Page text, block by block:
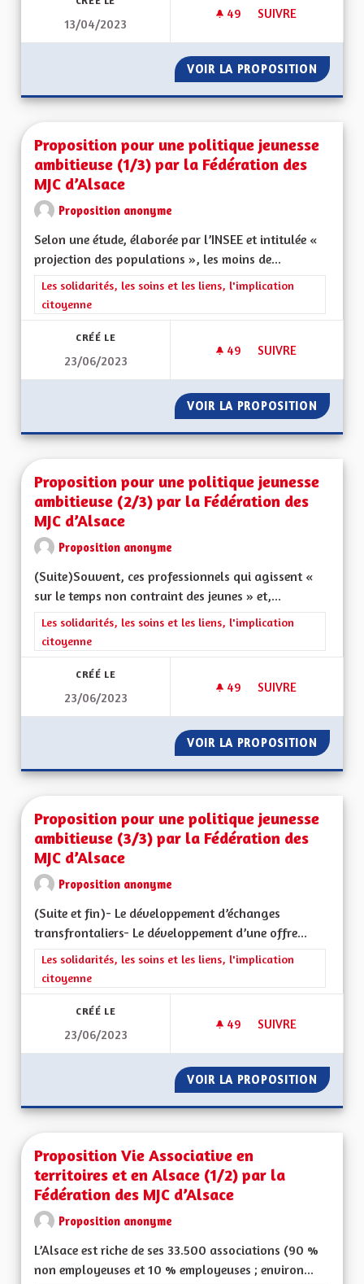
13/04/2023
49 49 ABONNÉS
SUIVRE
VOIR LA PROPOSITION
Proposition pour une politique jeunesse
ambitieuse (1/3) par la Fédération des
MJC d’Alsace
Proposition anonyme
Selon une étude, élaborée par l’INSEE et intitulée «
projection des populations », les moins de...
Filtrer les résultats de la catégorie : Les solidarités, les soins
Les solidarités, les soins et les liens, l'implication
citoyenne
CRÉÉ LE
23/06/2023
49 49 ABONNÉS
SUIVRE
VOIR LA PROPOSITION
Proposition pour une politique jeunesse
ambitieuse (2/3) par la Fédération des
MJC d’Alsace
Proposition anonyme
(Suite)Souvent, ces professionnels qui agissent «
sur le temps non contraint des jeunes » et,...
Filtrer les résultats de la catégorie : Les solidarités, les soins
Les solidarités, les soins et les liens, l'implication
citoyenne
CRÉÉ LE
23/06/2023
49 49 ABONNÉS
SUIVRE
VOIR LA PROPOSITION
Proposition pour une politique jeunesse
ambitieuse (3/3) par la Fédération des
MJC d’Alsace
Proposition anonyme
(Suite et fin)- Le développement d’échanges
transfrontaliers- Le développement d’une offre...
Filtrer les résultats de la catégorie : Les solidarités, les soins
Les solidarités, les soins et les liens, l'implication
citoyenne
CRÉÉ LE
23/06/2023
49 49 ABONNÉS
SUIVRE
VOIR LA PROPOSITION
Proposition Vie Associative en
territoires et en Alsace (1/2) par la
Fédération des MJC d’Alsace
Proposition anonyme
L’Alsace est riche de ses 33.500 associations (90 %
non employeuses et 10 % employeuses ; environ...